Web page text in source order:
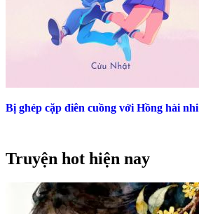
Bị ghép cặp điên cuồng với Hồng hài nhi
Truyện hot hiện nay